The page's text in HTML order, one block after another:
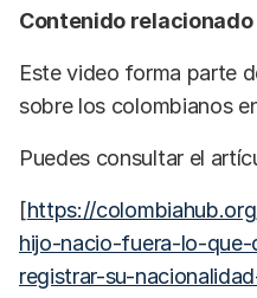
Contenido relacionado
Este video forma parte
sobre los colombianos
Puedes consultar el
[https://
hijo-nacio-fuera-lo-que-
registrar-su-